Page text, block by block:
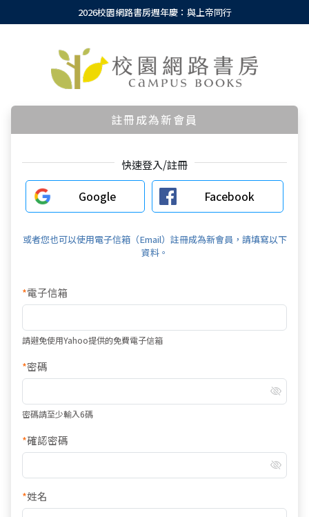
2026校園網路書房週年慶：與上帝同行
註冊成為新會員
快速登入/註冊
Google Facebook
或者您也可以使用電子信箱（Email）註冊成為新會員，請填寫以下
資料。
*電子信箱
請避免使用Yahoo提供的免費電子信箱
*密碼
密碼請至少輸入6碼
*確認密碼
*姓名